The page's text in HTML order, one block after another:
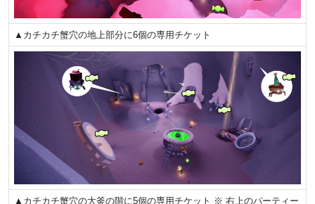
▲カチカチ蟹穴の地上部分に6個の専用チケット
▲カチカチ蟹穴の大釜の階に5個の専用チケット ※ 右上のパーティー